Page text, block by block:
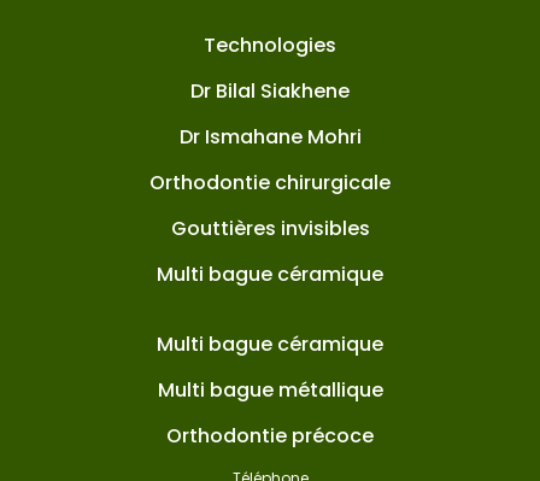
Technologies
Dr Bilal Siakhene
Dr Ismahane Mohri
Orthodontie chirurgicale
Gouttières invisibles
Multi bague céramique
Multi bague céramique
Multi bague métallique
Orthodontie précoce